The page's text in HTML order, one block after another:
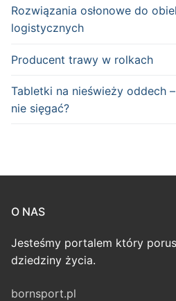
Rozwiązania osłonowe do
logistycznych
Producent trawy w rolkach
Tabletki na nieświeży oddech
nie sięgać?
O NAS
Jesteśmy portalem który
dziedziny życia.
bornsport.pl